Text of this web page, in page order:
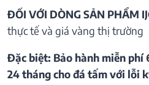
ĐỐI VỚI DÒNG SẢN PHẨM
thực tế và giá vàng thị trường
Đặc biệt: Bảo hành miễn
24 tháng cho đá tấm với lỗi